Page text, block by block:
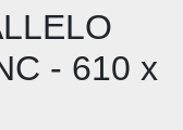
- 610 x